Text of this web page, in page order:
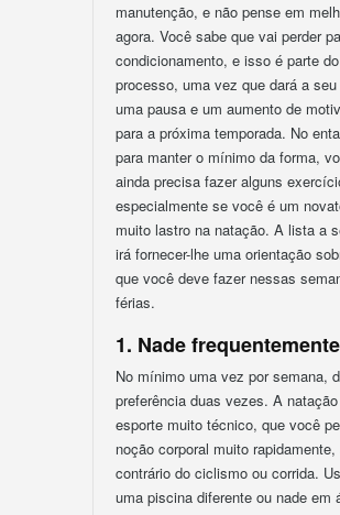
manutenção, e não pense em
agora. Você sabe que vai perder
condicionamento, e isso é parte do
processo, uma vez que dará a
uma pausa e um aumento de
para a próxima temporada. No
para manter o mínimo da forma,
ainda precisa fazer alguns
especialmente se você é um
muito lastro na natação. A lista a
irá fornecer-lhe uma orientação
que você deve fazer nessas
férias.
1. Nade frequentemente
No mínimo uma vez por semana,
preferência duas vezes. A
esporte muito técnico, que você
noção corporal muito rapidamente,
contrário do ciclismo ou corrida.
uma piscina diferente ou nade em